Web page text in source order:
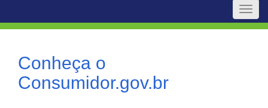
Toggle
Conheça o
Consumidor.gov.br